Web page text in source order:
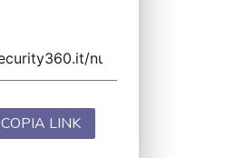
COPIA LINK